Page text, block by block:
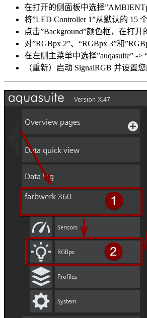
在打开的侧面板中选择
将”LED Controller 1”从默认的 15
点击”Background”颜色框，在打
对”RGBpx 2”、“RGBpx 3”和
在左侧主菜单中选择”auqasuite” ->
（重新）启动 SignalRGB 并设置您